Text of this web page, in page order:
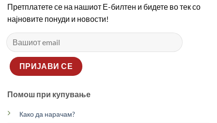
Претплатете се на нашиот Е-билтен и бидете во тек со
најновите понуди и новости!
Помош при купување
Како да нарачам?